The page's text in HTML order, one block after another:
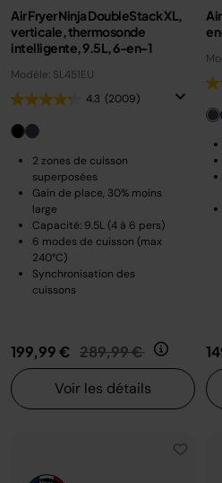
Air Fryer Ninja DoubleStack XL,
verticale, thermosonde
intelligente, 9.5L, 6-en-1
Modèle: SL451EU
4.3 (2009)
2 zones de cuisson
superposées
Gain de place, 30% moins
large
Capacité: 9.5L (4 à 6 pers)
6 modes de cuisson (max
240°C)
Synchronisation des
cuissons
199,99 € Prix réduit de
289,99 € au
Voir les détails